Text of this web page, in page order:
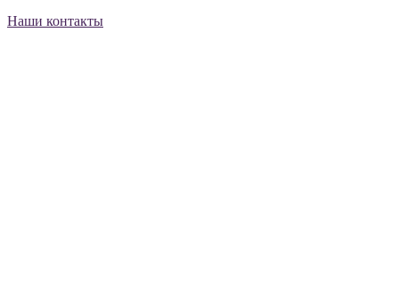
Наши контакты